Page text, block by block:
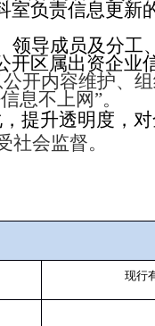
室负责信息更新
领导成员及分工
区属出资企业
开内容维护、
息不上网”。
提升透明度，
会监督。
现行